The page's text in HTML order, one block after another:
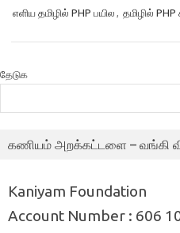
எளிய தமிழில் PHP பயில
தமிழில்
தேடுக
கணியம் அறக்கட்டளை – வங்கி
Kaniyam Foundation
Account Number : 606